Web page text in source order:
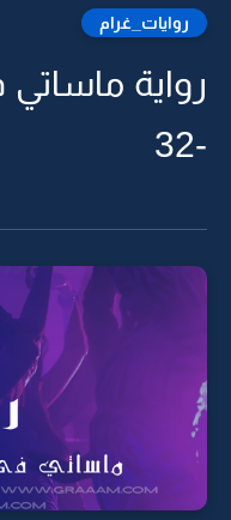
روايات_غرام
ماساتي